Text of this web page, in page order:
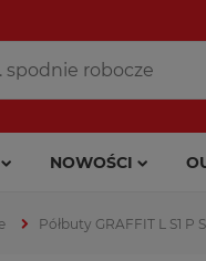
NOWOŚCI
Półbuty GRAFFIT L S1